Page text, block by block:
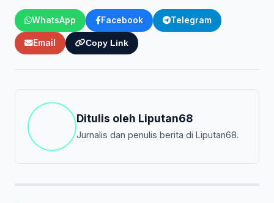
WhatsApp Facebook Telegram
Email Copy Link
Ditulis oleh Liputan68
Jurnalis dan penulis berita di Liputan68.